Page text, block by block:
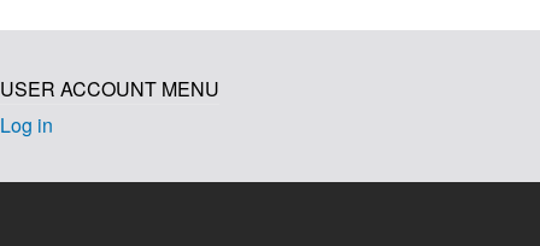
USER ACCOUNT MENU
Log in